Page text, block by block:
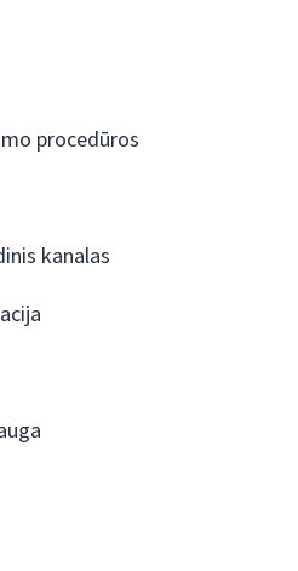
procedūros
kanalas